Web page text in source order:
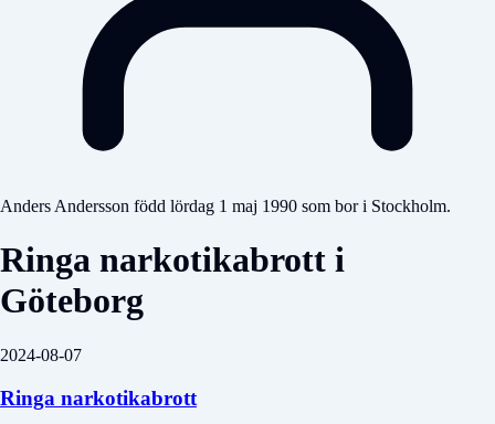
Anders Andersson född lördag 1 maj 1990 som bor i Stockholm.
Ringa narkotikabrott i
Göteborg
2024-08-07
Ringa narkotikabrott